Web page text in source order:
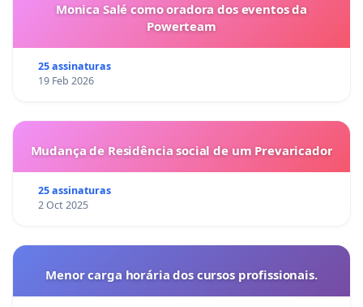
Monica Salé como oradora dos eventos da
Powerteam
25 assinaturas
19 Feb 2026
Mudança de Residência social de um Prevaricador
25 assinaturas
2 Oct 2025
Menor carga horária dos cursos profissionais.